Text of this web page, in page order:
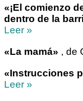
«¡El comienzo
dentro de la
Leer »
«La mamá» , de
«Instrucciones
Leer »